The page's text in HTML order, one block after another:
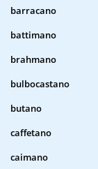
barracano
battimano
brahmano
bulbocastano
butano
caffetano
caimano